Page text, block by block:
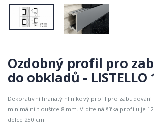
Ozdobný profil pro
do obkladů - LISTELLO
Dekorativní hranatý hliníkový profil pro zabudování
minimální tloušťce 8 mm. Viditelná šířka profilu je
délce 250 cm.